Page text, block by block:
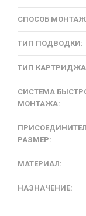
СПОСОБ
ТИП ПОДВОДКИ:
ТИП
СИСТЕМА
МОНТАЖА:
РАЗМЕР:
МАТЕРИАЛ:
НАЗНАЧЕНИЕ: